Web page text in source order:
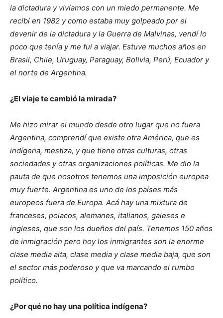
la dictadura y vivíamos con un miedo permanente. Me
recibí en 1982 y como estaba muy golpeado por el
devenir de la dictadura y la Guerra de Malvinas, vendí lo
poco que tenía y me fui a viajar. Estuve muchos años en
Brasil, Chile, Uruguay, Paraguay, Bolivia, Perú, Ecuador y
el norte de Argentina.
¿El viaje te cambió la mirada?
Me hizo mirar el mundo desde otro lugar que no fuera
Argentina, comprendí que existe otra América, que es
indígena, mestiza, y que tiene otras culturas, otras
sociedades y otras organizaciones políticas. Me dio la
pauta de que nosotros tenemos una imposición europea
muy fuerte. Argentina es uno de los países más
europeos fuera de Europa. Acá hay una mixtura de
franceses, polacos, alemanes, italianos, galeses e
ingleses, que son los dueños del país. Tenemos 150 años
de inmigración pero hoy los inmigrantes son la enorme
clase media alta, clase media y clase media baja, que son
el sector más poderoso y que va marcando el rumbo
político.
¿Por qué no hay una política indígena?